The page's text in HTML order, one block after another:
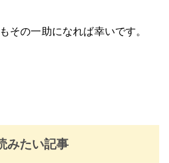
その一助になれば幸いです。
みたい記事